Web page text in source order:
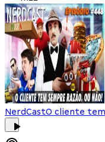
NerdCastO cliente tem